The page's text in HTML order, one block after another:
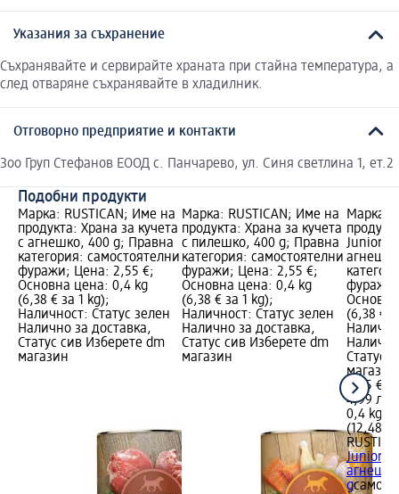
Указания за съхранение
Съхранявайте и сервирайте храната при стайна температура, а
след отваряне съхранявайте в хладилник.
Отговорно предприятие и контакти
Зоо Груп Стефанов ЕООД с. Панчарево, ул. Синя светлина 1, ет.2
Подобни продукти
Марка: RUSTICAN; Име на
продукта: Храна за кучета
с агнешко, 400 g; Правна
категория: самостоятелни
фуражи; Цена: 2,55 €;
Основна цена: 0,4 kg
(6,38 € за 1 kg);
Наличност: Статус зелен
Налично за доставка,
Статус сив Изберете dm
магазин
Марка: RUSTICAN; Име на
продукта: Храна за кучета
с пилешко, 400 g; Правна
категория: самостоятелни
фуражи; Цена: 2,55 €;
Основна цена: 0,4 kg
(6,38 € за 1 kg);
Наличност: Статус зелен
Налично за доставка,
Статус сив Изберете dm
магазин
Марка:
Junior с
(6,38 €
Статус
магазин
2,55 €
4,99 лв.
0,4 kg
(12,48
Junior с
g